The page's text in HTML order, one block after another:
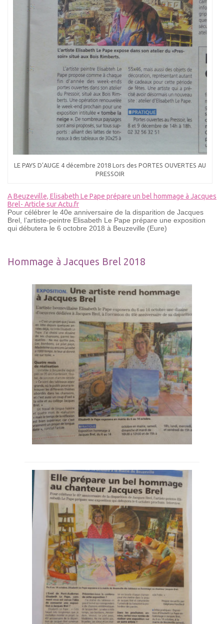
LE PAYS D’AUGE 4 décembre 2018 Lors des PORTES OUVERTES AU
PRESSOIR
A Beuzeville, Elisabeth Le Pape prépare un bel hommage à Jacques
Brel- Article sur Actu.fr
Pour célébrer le 40e anniversaire de la disparition de Jacques
Brel, l’artiste-peintre Elisabeth Le Pape prépare une exposition
qui débutera le 6 octobre 2018 à Beuzeville (Eure)
Hommage à Jacques Brel 2018